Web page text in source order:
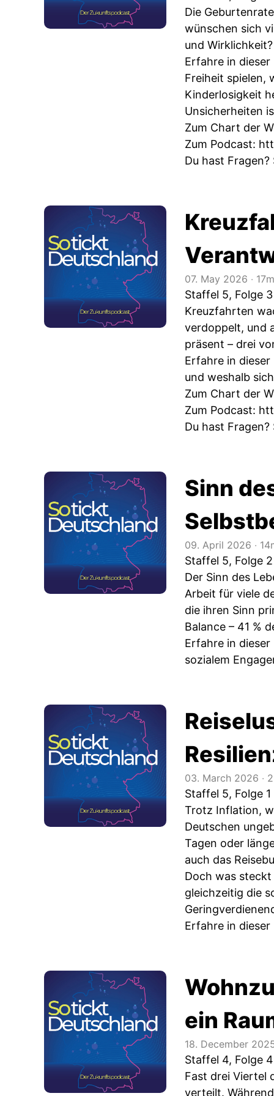
Die
wünschen sich
und Wirklichkeit?
Erfahre in
Freiheit spielen,
Kinderlosigkeit
Unsicherheiten
Zum Chart der
Zum Podcast:
Du hast Fragen?
07. May 2026 ‧
Staffel 5, Folge 3
Kreuzfahrten
verdoppelt, und
präsent – drei
Erfahre in
und weshalb
Zum Chart der
Zum Podcast:
Du hast
Sinn
09. April 2026 ‧
Staffel 5, Folge 2
Der Sinn des
Arbeit für viele
die ihren Sinn
Balance – 41 %
Erfahre in
sozialem
03. March 2026 ‧
Staffel 5, Folge 1
Trotz Inflation,
Deutschen
Tagen oder
auch das
Doch was steckt
gleichzeitig die
Erfahre in dieser
ein
18. December
Staffel 4, Folge
Fast drei Viertel
verteilt.